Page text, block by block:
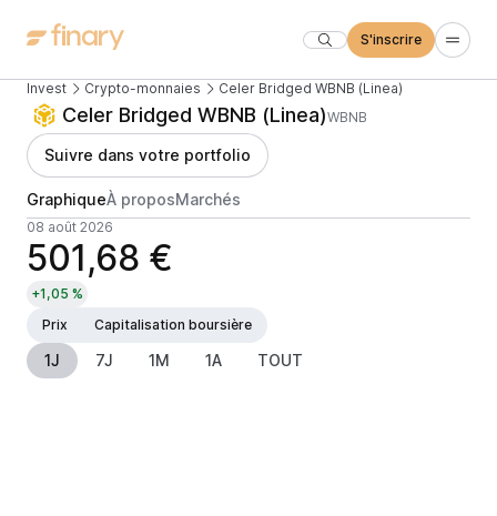
S'inscrire
Invest Crypto-monnaies Celer Bridged WBNB (Linea)
Celer Bridged WBNB (Linea)WBNB
Suivre dans votre portfolio
GraphiqueÀ proposMarchés
08 août 2026
501,68 €
+1,05 %
Prix
Capitalisation boursière
1J 7J 1M 1A TOUT